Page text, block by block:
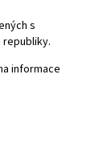
s
informace